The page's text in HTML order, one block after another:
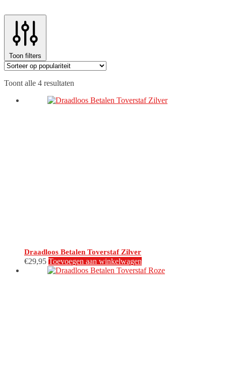
Toon filters
Toont alle 4 resultaten
populariteit
Draadloos Betalen Toverstaf Zilver
€29,95 Toevoegen aan winkelwagen